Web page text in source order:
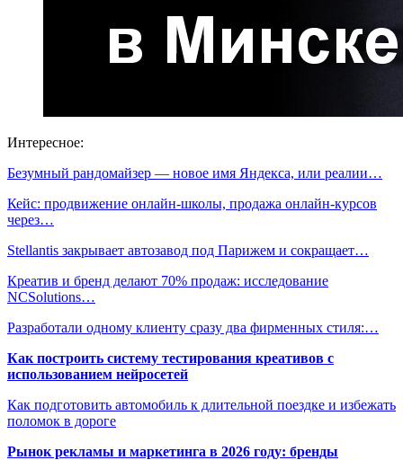
Интересное:
Безумный рандомайзер — новое имя Яндекса, или реалии…
Кейс: продвижение онлайн-школы, продажа онлайн-курсов
через…
Stellantis закрывает автозавод под Парижем и сокращает…
Креатив и бренд делают 70% продаж: исследование
NCSolutions…
Разработали одному клиенту сразу два фирменных стиля:…
Как построить систему тестирования креативов с
использованием нейросетей
Как подготовить автомобиль к длительной поездке и избежать
поломок в дороге
Рынок рекламы и маркетинга в 2026 году: бренды